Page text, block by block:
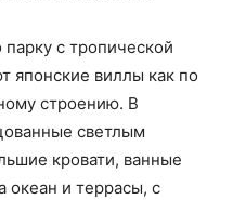
с тропической
японские виллы как по
строению. В
светлым
кровати, ванные
океан и террасы, с